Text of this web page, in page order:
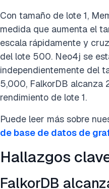
Con tamaño de lote 1,
medida que aumenta el
escala rápidamente y
del lote 500. Neo4j se
independientemente del
5,000, FalkorDB alcanza
rendimiento de lote 1.
Puede leer más sobre
de base de datos de
Hallazgos
FalkorDB